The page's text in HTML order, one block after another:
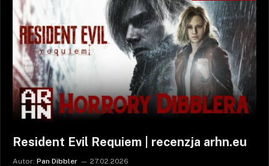
Resident Evil Requiem | recenzja arhn.eu
Autor: Pan Dibbler 27.02.2026